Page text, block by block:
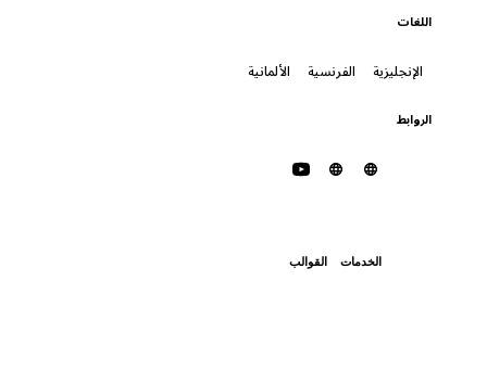
الإنجليزية الفرنسية الألمانية
القوالب